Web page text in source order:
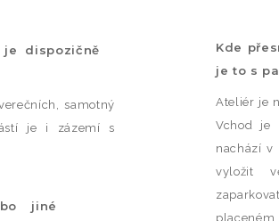
dispozičně
samotný
je i zázemí s
jiné
Kde
je to s
Ateliér je
Vchod je
nachází v
vyložit